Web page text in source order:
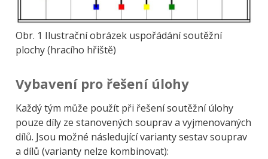
Obr. 1 Ilustrační obrázek uspořádání soutěžní
plochy (hracího hřiště)
Vybavení pro řešení úlohy
Každý tým může použít při řešení soutěžní úlohy
pouze díly ze stanovených souprav a vyjmenovaných
dílů. Jsou možné následující varianty sestav souprav
a dílů (varianty nelze kombinovat):